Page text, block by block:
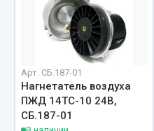
Лента конвейерная
Манжеты
Патрубки
Прокладки
Рукава высокого давления
Арт. СБ.187-01
Нагнетатель воздуха
ПЖД 14ТС-10 24В,
СБ.187-01